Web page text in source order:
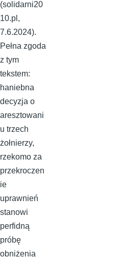
(solidarni20
10.pl,
7.6.2024).
Pełna zgoda
z tym
tekstem:
haniebna
decyzja o
aresztowani
u trzech
żołnierzy,
rzekomo za
przekroczen
ie
uprawnień
stanowi
perfidną
próbę
obniżenia